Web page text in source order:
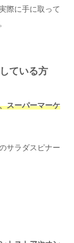
際に手に取って
ている方
スーパーマーケ
サラダスピナー